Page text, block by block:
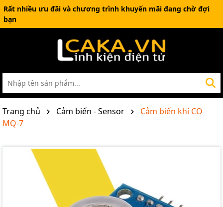
Rất nhiều ưu đãi và chương trình khuyến mãi đang chờ đợi
bạn
Trang chủ Cảm biến - Sensor
Cảm biến khí CO
MQ-7